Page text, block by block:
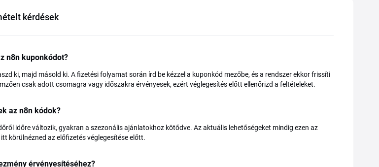
kérdések
n8n kuponkódot?
ki, majd másold ki. A fizetési folyamat során írd be kézzel a kuponkód mezőbe, és a rendszer ekkor frissíti
csak adott csomagra vagy időszakra érvényesek, ezért véglegesítés előtt ellenőrizd a feltételeket.
az n8n kódok?
időre változik, gyakran a szezonális ajánlatokhoz kötődve. Az aktuális lehetőségeket mindig ezen az
körülnézned az előfizetés véglegesítése előtt.
érvényesítéséhez?